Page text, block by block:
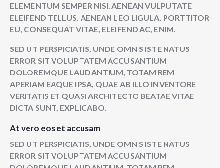
ELEMENTUM SEMPER NISI. AENEAN VULPUTATE
ELEIFEND TELLUS. AENEAN LEO LIGULA, PORTTITOR
EU, CONSEQUAT VITAE, ELEIFEND AC, ENIM.
SED UT PERSPICIATIS, UNDE OMNIS ISTE NATUS
ERROR SIT VOLUPTATEM ACCUSANTIUM
DOLOREMQUE LAUDANTIUM, TOTAM REM
APERIAM EAQUE IPSA, QUAE AB ILLO INVENTORE
VERITATIS ET QUASI ARCHITECTO BEATAE VITAE
DICTA SUNT, EXPLICABO.
At vero eos et accusam
SED UT PERSPICIATIS, UNDE OMNIS ISTE NATUS
ERROR SIT VOLUPTATEM ACCUSANTIUM